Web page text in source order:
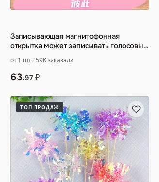
Записывающая магнитофонная
открытка может записывать голосовые
от 1 шт 59K заказали
63.97 ₽
ТОП ПРОДАЖ